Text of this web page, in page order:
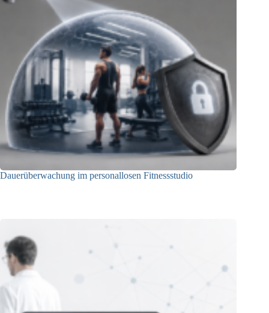
Dauerüberwachung im personallosen Fitnessstudio